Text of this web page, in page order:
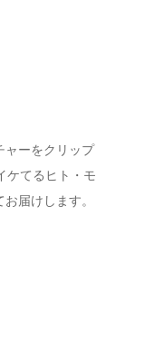
ャーをクリップ
ケてるヒト・モ
届けします。